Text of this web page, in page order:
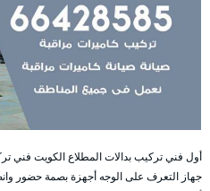
أول فني تركيب بدالات المطلاع الكويت فني
جهاز التعرف على الوجه أجهزة بصمة حضور